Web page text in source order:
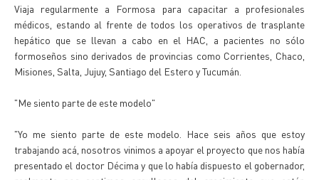
Viaja regularmente a Formosa para capacitar a profesionales
médicos, estando al frente de todos los operativos de trasplante
hepático que se llevan a cabo en el HAC, a pacientes no sólo
formoseños sino derivados de provincias como Corrientes, Chaco,
Misiones, Salta, Jujuy, Santiago del Estero y Tucumán.
"Me siento parte de este modelo"
"Yo me siento parte de este modelo. Hace seis años que estoy
trabajando acá, nosotros vinimos a apoyar el proyecto que nos había
presentado el doctor Décima y que lo había dispuesto el gobernador,